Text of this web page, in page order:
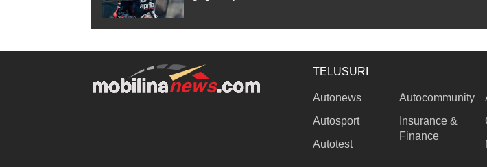
TELUSURI
Autonews
Autosport
Autotest
Autocommunity
Insurance &
Finance